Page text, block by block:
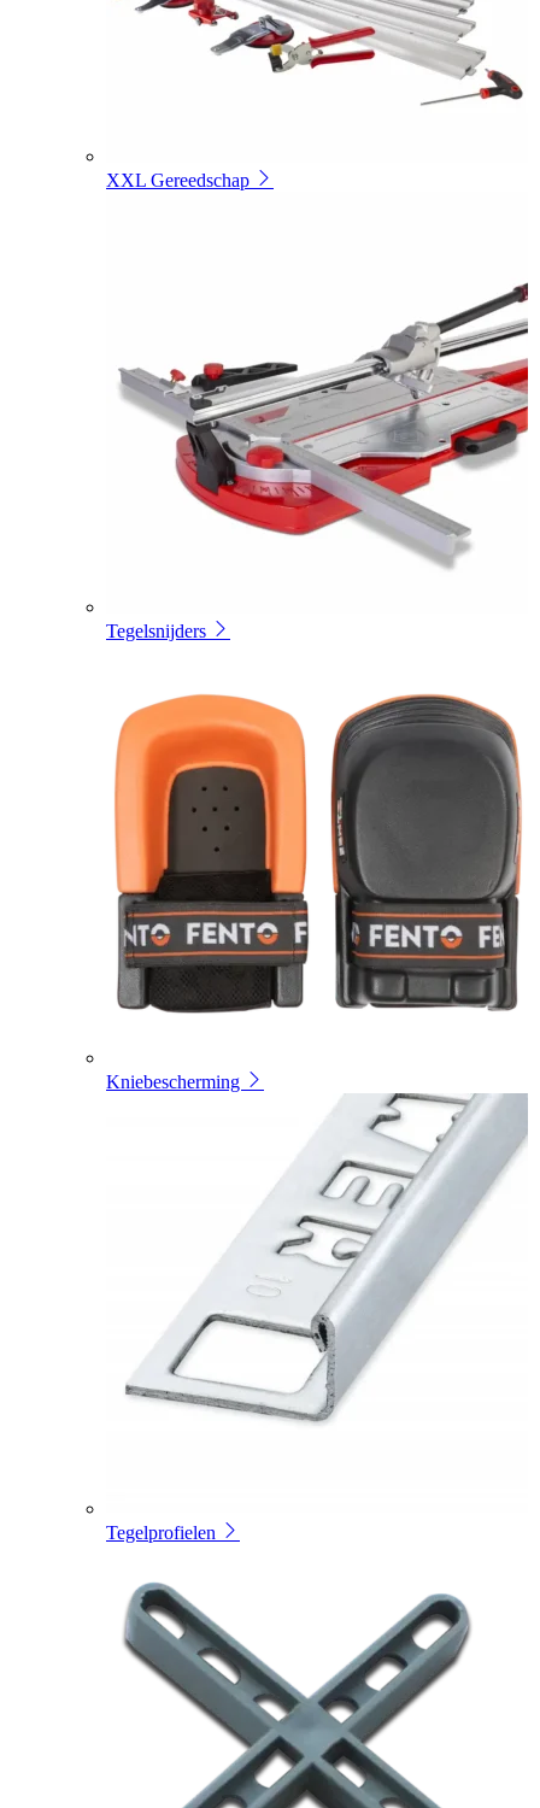
XXL Gereedschap
Tegelsnijders
Kniebescherming
Tegelprofielen